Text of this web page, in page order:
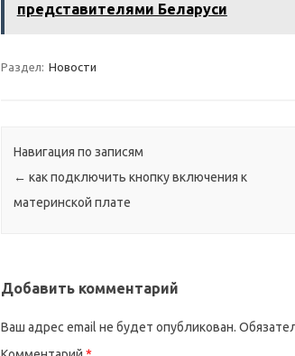
представителями Беларуси
Раздел: Новости
Навигация по записям
← как подключить кнопку включения к
материнской плате
Добавить комментарий
Ваш адрес email не будет опубликован.